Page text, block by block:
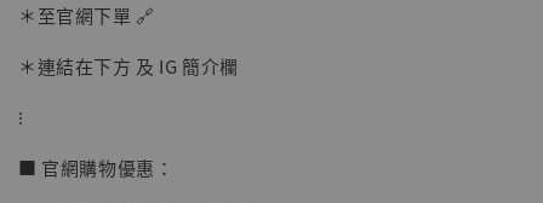
＊至官網下單 🔗
＊連結在下方 及 IG 簡介欄
⁝
■ 官網購物優惠：